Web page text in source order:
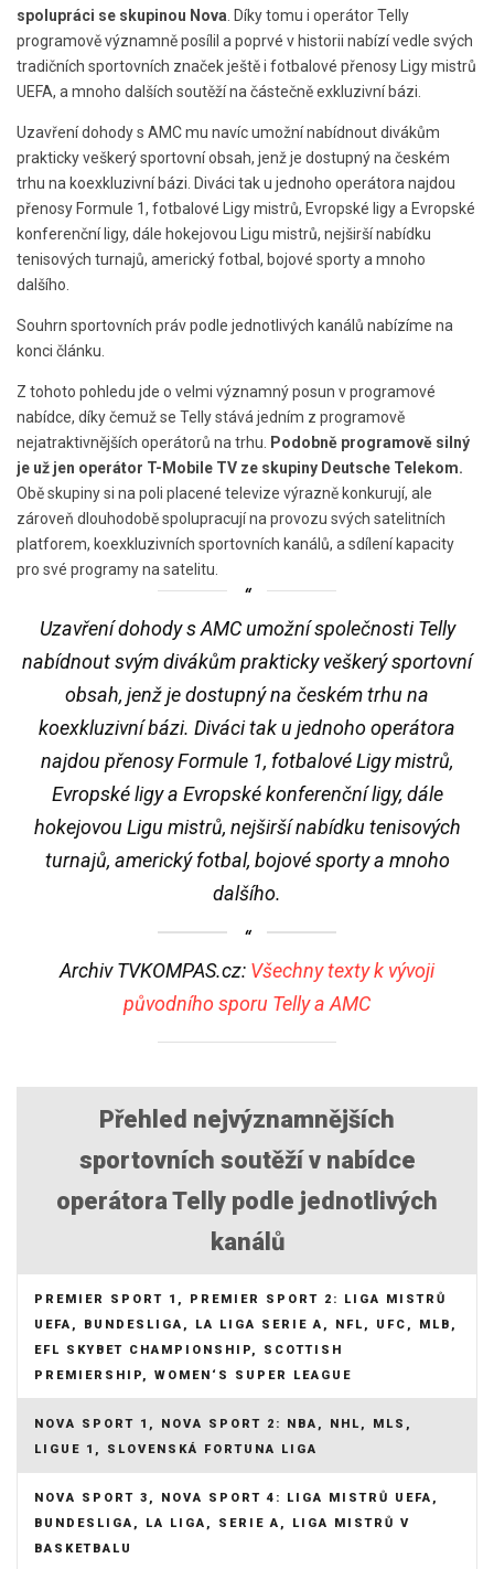
spolupráci se skupinou Nova . Díky tomu i operátor Telly
programově významně posílil a poprvé v historii nabízí vedle svých
tradičních sportovních značek ještě i fotbalové přenosy Ligy mistrů
UEFA, a mnoho dalších soutěží na částečně exkluzivní bázi.
Uzavření dohody s AMC mu navíc umožní nabídnout divákům
prakticky veškerý sportovní obsah, jenž je dostupný na českém
trhu na koexkluzivní bázi. Diváci tak u jednoho operátora najdou
přenosy Formule 1, fotbalové Ligy mistrů, Evropské ligy a Evropské
konferenční ligy, dále hokejovou Ligu mistrů, nejširší nabídku
tenisových turnajů, americký fotbal, bojové sporty a mnoho
dalšího.
Souhrn sportovních práv podle jednotlivých kanálů nabízíme na
konci článku.
Z tohoto pohledu jde o velmi významný posun v programové
nabídce, díky čemuž se Telly stává jedním z programově
nejatraktivnějších operátorů na trhu.
Podobně programově silný
je už jen operátor T-Mobile TV ze skupiny Deutsche Telekom.
Obě skupiny si na poli placené televize výrazně konkurují, ale
zároveň dlouhodobě spolupracují na provozu svých satelitních
platforem, koexkluzivních sportovních kanálů, a sdílení kapacity
pro své programy na satelitu.
Uzavření dohody s AMC umožní společnosti Telly
nabídnout svým divákům prakticky veškerý sportovní
obsah, jenž je dostupný na českém trhu na
koexkluzivní bázi. Diváci tak u jednoho operátora
najdou přenosy Formule 1, fotbalové Ligy mistrů,
Evropské ligy a Evropské konferenční ligy, dále
hokejovou Ligu mistrů, nejširší nabídku tenisových
turnajů, americký fotbal, bojové sporty a mnoho
dalšího.
Archiv TVKOMPAS.cz: Všechny texty k vývoji
původního sporu Telly a AMC
Přehled nejvýznamnějších
sportovních soutěží v nabídce
operátora Telly podle jednotlivých
kanálů
PREMIER SPORT 1, PREMIER SPORT 2: LIGA MISTRŮ
UEFA, BUNDESLIGA, LA LIGA SERIE A, NFL, UFC, MLB,
EFL SKYBET CHAMPIONSHIP, SCOTTISH
PREMIERSHIP, WOMEN‘S SUPER LEAGUE
NOVA SPORT 1, NOVA SPORT 2: NBA, NHL, MLS,
LIGUE 1, SLOVENSKÁ FORTUNA LIGA
NOVA SPORT 3, NOVA SPORT 4: LIGA MISTRŮ UEFA,
BUNDESLIGA, LA LIGA, SERIE A, LIGA MISTRŮ V
BASKETBALU